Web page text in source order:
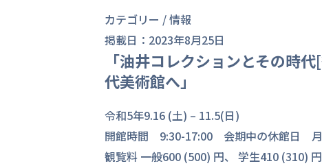
カテゴリー /情報
掲載日：2023年8月25日
「油井コレクションとその時
代美術館へ」
令和5年9.16 (土) – 11.5(日)
開館時間 9:30-17:00 会期中の休館日 月
観覧料 一般600 (500) 円、 学生410 (310)